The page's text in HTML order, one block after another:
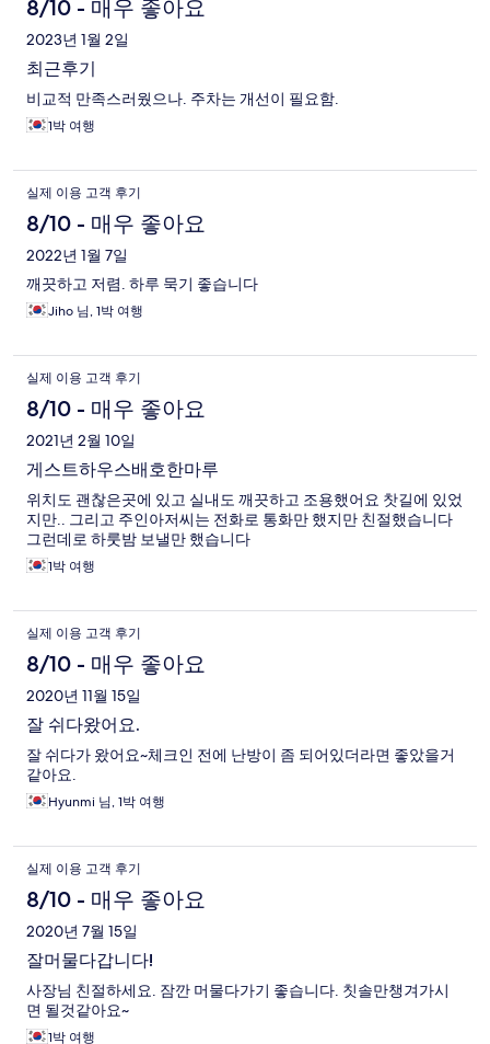
8/10 - 매우 좋아요
2023년 1월 2일
최근후기
비교적 만족스러웠으나. 주차는 개선이 필요함.
1박 여행
실제 이용 고객 후기
8/10 - 매우 좋아요
2022년 1월 7일
깨끗하고 저렴. 하루 묵기 좋습니다
Jiho 님, 1박 여행
실제 이용 고객 후기
8/10 - 매우 좋아요
2021년 2월 10일
게스트하우스배호한마루
위치도 괜찮은곳에 있고 실내도 깨끗하고 조용했어요 찻길에 있었
지만.. 그리고 주인아저씨는 전화로 통화만 했지만 친절했습니다
그런데로 하룻밤 보낼만 했습니다
1박 여행
실제 이용 고객 후기
8/10 - 매우 좋아요
2020년 11월 15일
잘 쉬다왔어요.
잘 쉬다가 왔어요~체크인 전에 난방이 좀 되어있더라면 좋았을거
같아요.
Hyunmi 님, 1박 여행
실제 이용 고객 후기
8/10 - 매우 좋아요
2020년 7월 15일
잘머물다갑니다!
사장님 친절하세요. 잠깐 머물다가기 좋습니다. 칫솔만챙겨가시
면 될것같아요~
1박 여행